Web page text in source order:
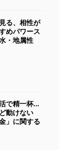
る、相性が
めパワース
・地属性
で精一杯…
動けない
」に関する